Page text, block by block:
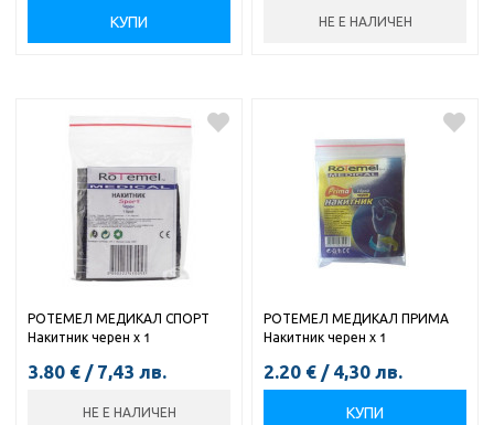
КУПИ НЕ Е НАЛИЧЕН
РОТЕМЕЛ МЕДИКАЛ СПОРТ
Накитник черен х 1
3.80 € / 7,43 лв.
НЕ Е НАЛИЧЕН
РОТЕМЕЛ МЕДИКАЛ ПРИМА
Накитник черен х 1
2.20 € / 4,30 лв.
КУПИ